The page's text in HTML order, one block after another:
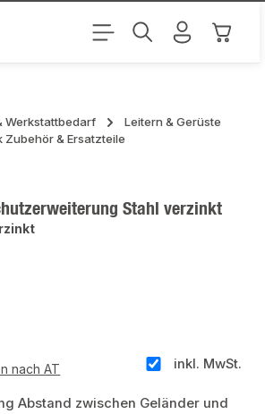
Werkstattbedarf
Leitern & Gerüste
Zubehör & Ersatzteile
Stahl verzinkt
inkl. MwSt.
nach AT
Abstand zwischen Geländer und